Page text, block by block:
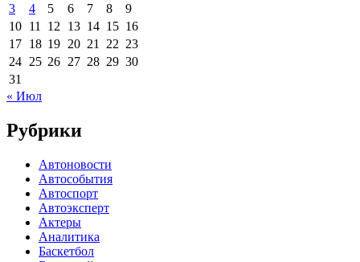
3
4 5 6 7 8
9
10 11 12 13 14 15 16
17 18 19 20 21 22 23
24 25 26 27 28 29 30
31
« Июл
Рубрики
Автоновости
Автособытия
Автоспорт
Автоэксперт
Актеры
Аналитика
Баскетбол